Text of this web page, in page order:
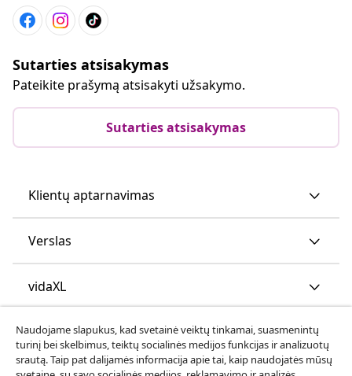
Sutarties atsisakymas
Pateikite prašymą atsisakyti užsakymo.
Sutarties atsisakymas
Klientų aptarnavimas
Verslas
vidaXL
Atraskite daugiau
Naudojame slapukus, kad svetainė veiktų tinkamai, suasmenintų
turinį bei skelbimus, teiktų socialinės medijos funkcijas ir analizuotų
srautą. Taip pat dalijamės informacija apie tai, kaip naudojatės mūsų